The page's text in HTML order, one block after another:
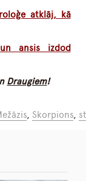
atklāj, kā
ansis izdod
Draugiem!
,Skorpions,